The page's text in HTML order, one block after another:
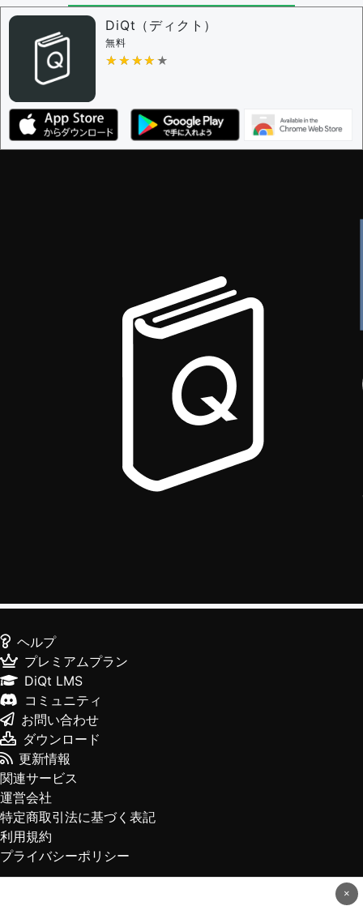
×
DiQt（ディクト）
無料
★★★★★
★★★★★
ヘルプ
プレミアムプラン
DiQt LMS
コミュニティ
お問い合わせ
ダウンロード
更新情報
関連サービス
運営会社
特定商取引法に基づく表記
利用規約
プライバシーポリシー